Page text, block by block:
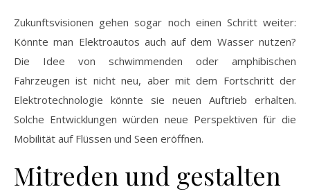
Zukunftsvisionen gehen sogar noch einen Schritt weiter:
Könnte man Elektroautos auch auf dem Wasser nutzen?
Die Idee von schwimmenden oder amphibischen
Fahrzeugen ist nicht neu, aber mit dem Fortschritt der
Elektrotechnologie könnte sie neuen Auftrieb erhalten.
Solche Entwicklungen würden neue Perspektiven für die
Mobilität auf Flüssen und Seen eröffnen.
Mitreden und gestalten